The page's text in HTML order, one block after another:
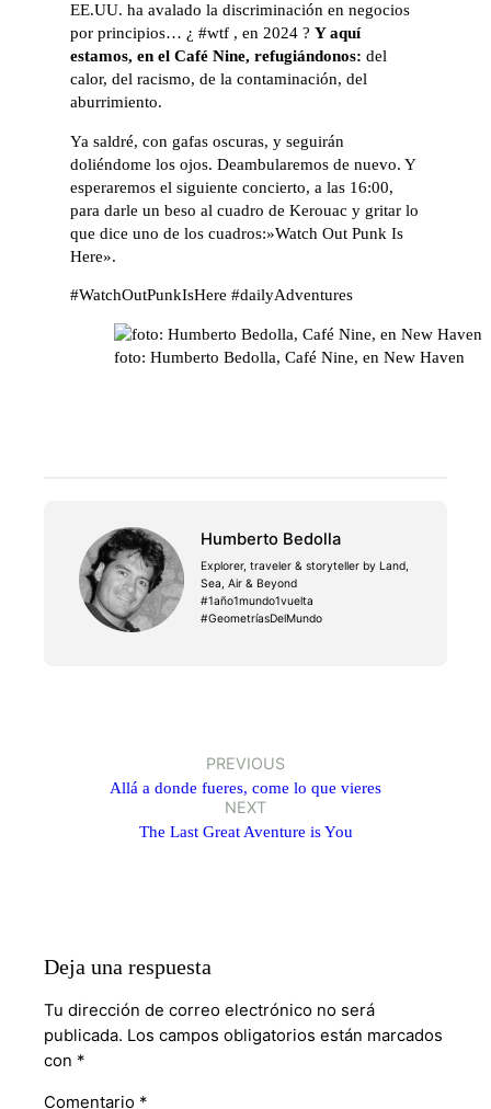
EE.UU. ha avalado la discriminación en negocios
por principios… ¿ #wtf , en 2024 ?Y aquí
estamos, en el Café Nine, refugiándonos: del
calor, del racismo, de la contaminación, del
aburrimiento.
Ya saldré, con gafas oscuras, y seguirán
doliéndome los ojos. Deambularemos de nuevo. Y
esperaremos el siguiente concierto, a las 16:00,
para darle un beso al cuadro de Kerouac y gritar lo
que dice uno de los cuadros:»Watch Out Punk Is
Here».
#WatchOutPunkIsHere #dailyAdventures
foto: Humberto Bedolla, Café Nine, en New Haven
Humberto Bedolla
Explorer, traveler & storyteller by Land,
Sea, Air & Beyond
#1año1mundo1vuelta
#GeometríasDelMundo
PREVIOUS
Allá a donde fueres, come lo que vieres
NEXT
The Last Great Aventure is You
Deja una respuesta
Tu dirección de correo electrónico no será
publicada. Los campos obligatorios están marcados
con *
Comentario *